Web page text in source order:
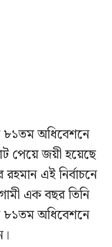
৮১তম অধিবেশনে
পেয়ে জয়ী হয়েছে
রহমান এই নির্বাচনে
এক বছর তিনি
৮১তম অধিবেশনে